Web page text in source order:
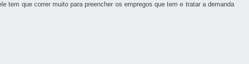
tem que correr muito para preencher os empregos que tem e tratar a demanda